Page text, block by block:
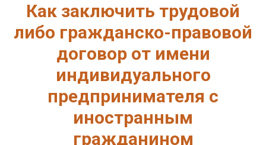
Как заключить трудовой
либо гражданско-правовой
договор от имени
индивидуального
предпринимателя с
иностранным
гражданином